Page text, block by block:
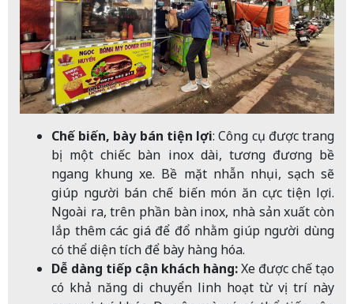
Chế biến, bày bán tiện lợi: Công cụ được trang
bị một chiếc bàn inox dài, tương đương bề
ngang khung xe. Bề mặt nhẫn nhụi, sạch sẽ
giúp người bán chế biến món ăn cực tiện lợi.
Ngoài ra, trên phần bàn inox, nhà sản xuất còn
lắp thêm các giá để đổ nhằm giúp người dùng
có thể diện tích để bày hàng hóa.
Dễ dàng tiếp cận khách hàng:Xe được chế tạo
có khả năng di chuyển linh hoạt từ vị trí này